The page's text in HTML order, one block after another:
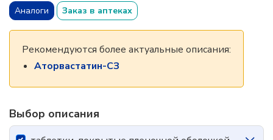
Аналоги Заказ в аптеках
Рекомендуются более актуальные описания:
Аторвастатин-СЗ
Выбор описания